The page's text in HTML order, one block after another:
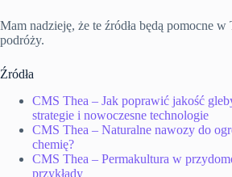
Mam nadzieję, że te źródła będą pomocne
podróży.
Źródła
CMS Thea – Jak poprawić jakość
strategie i nowoczesne technologie
CMS Thea – Naturalne nawozy do
chemię?
CMS Thea – Permakultura w
przykłady